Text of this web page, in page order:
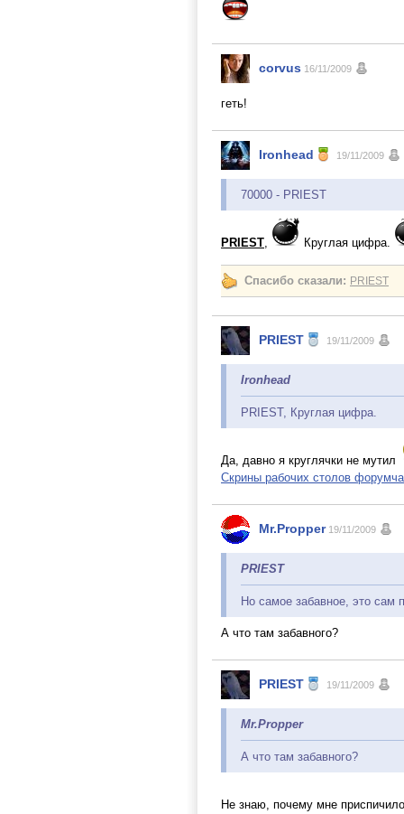
corvus 16/11/2009
геть!
Ironhead 19/11/2009
70000 - PRIEST
PRIEST, Круглая цифра.
Спасибо сказали: PRIEST
PRIEST 19/11/2009
Ironhead
PRIEST, Круглая цифра.
Да, давно я круглячки не мутил
Скрины рабочих столов
Mr.Propper 19/11/2009
PRIEST
Но самое забавное, это сам
А что там забавного?
PRIEST 19/11/2009
Mr.Propper
А что там забавного?
Не знаю, почему мне